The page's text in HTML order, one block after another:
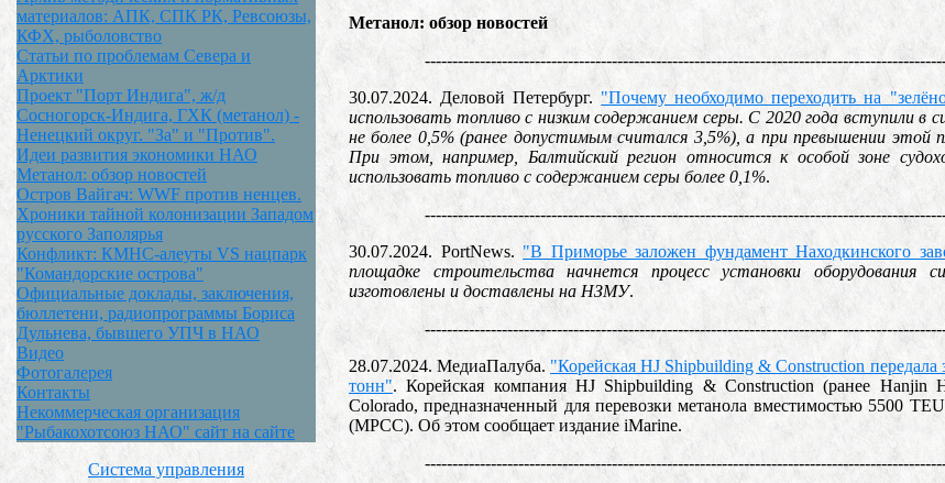
материалов: АПК, СПК РК, Ревсоюзы,
КФХ, рыболовство
Статьи по проблемам Севера и
Арктики
Проект "Порт Индига", ж/д
Сосногорск-Индига, ГХК (метанол) -
Ненецкий округ. "За" и "Против".
Идеи развития экономики НАО
Метанол: обзор новостей
Остров Вайгач: WWF против ненцев.
Хроники тайной колонизации Западом
русского Заполярья
Конфликт: КМНС-алеуты VS нацпарк
"Командорские острова"
Официальные доклады, заключения,
бюллетени, радиопрограммы Бориса
Дульнева, бывшего УПЧ в НАО
Видео
Фотогалерея
Контакты
Некоммерческая организация
"Рыбакохотсоюз НАО" сайт на сайте
Система управления
Метанол: обзор новостей
30.07.2024. Деловой Петербург. "Почему необходимо переходить на
использовать топливо с низким содержанием серы. С 2020 года вступили в
не более 0,5% (ранее допустимым считался 3,5%), а при превышении
При этом, например, Балтийский регион относится к особой зоне
использовать топливо с содержанием серы более 0,1%.
30.07.2024. PortNews. "В Приморье заложен фундамент Находкинского
площадке строительства начнется процесс установки
изготовлены и доставлены на НЗМУ.
28.07.2024. МедиаПалуба. "Корейская HJ Shipbuilding & Construction передала
тонн". Корейская компания HJ Shipbuilding & Construction (ранее Hanjin
Colorado, предназначенный для перевозки метанола вместимостью 5500
(MPCC). Об этом сообщает издание iMarine.